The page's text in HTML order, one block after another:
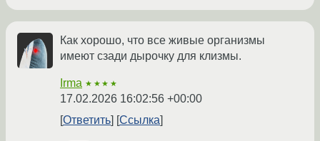
Как хорошо, что все живые организмы
имеют сзади дырочку для клизмы.
Irma ★★★★
17.02.2026 16:02:56 +00:00
Ответить
Ссылка